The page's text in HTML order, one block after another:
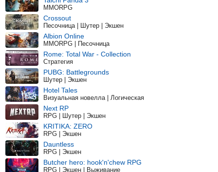
MMORPG
Crossout
Песочница | Шутер | Экшен
Albion Online
MMORPG | Песочница
Rome: Total War - Collection
Стратегия
PUBG: Battlegrounds
Шутер | Экшен
Hotel Tales
Визуальная новелла | Логическая
Next RP
RPG | Шутер | Экшен
KRITIKA: ZERO
RPG | Экшен
Dauntless
RPG | Экшен
Butcher hero: hook'n'chew RPG
RPG | Экшен | Выживание